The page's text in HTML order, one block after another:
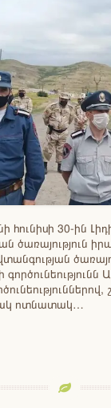
հունիսի 30-ին
ծառայություն
ոտնատակ…